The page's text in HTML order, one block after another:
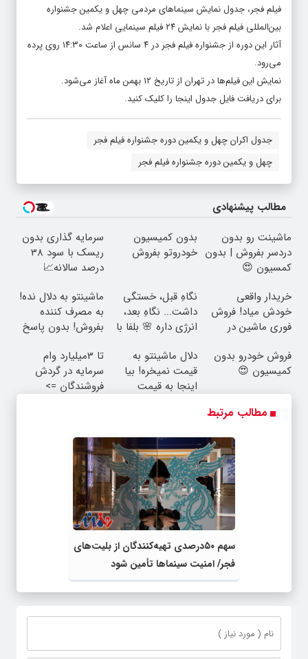
فیلم فجر، جدول نمایش سینماهای مردمی چهل و یکمین جشنواره
بین‌المللی فیلم فجر با نمایش ۲۴ فیلم سینمایی اعلام شد.
آثار این دوره از جشنواره فیلم فجر در ۴ سانس از ساعت ۱۴:۳۰ روی پرده
می‌رود.
نمایش این فیلم‌ها در تهران از تاریخ ۱۲ بهمن ماه آغاز می‌شود.
برای دریافت فایل جدول اینجا را کلیک کنید.
جدول اکران چهل و یکمین دوره جشنواره فیلم فجر
چهل و یکمین دوره جشنواره فیلم فجر
مطالب پیشنهادی
ماشینت رو بدون
دردسر بفروش | بدون
کمسیون 😍
بدون کمیسیون
خودروتو بفروش
سرمایه گذاری بدون
ریسک با سود 38
درصد سالانه📈
خریدار واقعی
خودش میاد! فروش
فوری ماشین در
نگاهِ قبل، خستگی
داشت... نگاهِ بعد،
انرژی داره 🌸 بلفا با
ماشینتو به دلال نده!
به مصرف کننده
بفروش! بدون پاسخ
فروش خودرو بدون
کمیسیون 😍
دلال ماشینتو به
قیمت نمیخره! بیا
اینجا به قیمت
تا 3میلیارد وام
سرمایه در گردش
فروشندگان =>
مطالب مرتبط
سهم ۵۰درصدی تهیه‌کنندگان از بلیت‌های
فجر/ امنیت سینماها تأمین شود